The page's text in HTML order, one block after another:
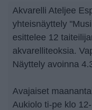
Akvarelli Ateljee
yhteisnäyttely
esittelee 12
akvarelliteoksia.
Näyttely avoinna
Avajaiset
Aukiolo ti-pe klo